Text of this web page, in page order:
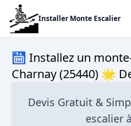
Installer Monte Escalier
🛗 Installez un
Charnay (25440) 🌟
Devis Gratuit &
escalier